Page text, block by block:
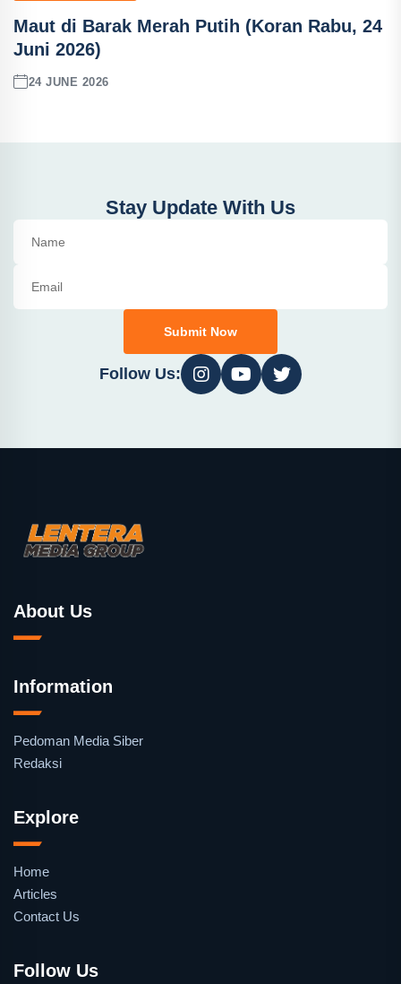
Maut di Barak Merah Putih (Koran Rabu, 24
Juni 2026)
24 JUNE 2026
Stay Update With Us
Submit Now
Follow Us:
About Us
Information
Pedoman Media Siber
Redaksi
Explore
Home
Articles
Contact Us
Follow Us